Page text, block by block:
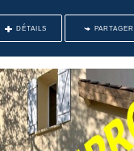
DÉTAILS PARTAGER